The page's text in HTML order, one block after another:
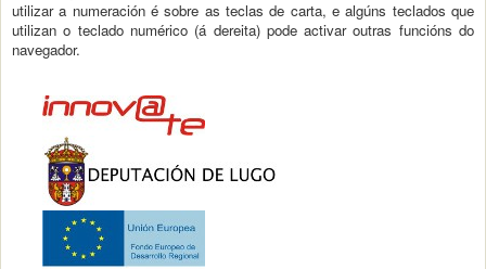
utilizar a numeración é sobre as teclas de carta, e algúns teclados que
utilizan o teclado numérico (á dereita) pode activar outras funcións do
navegador.